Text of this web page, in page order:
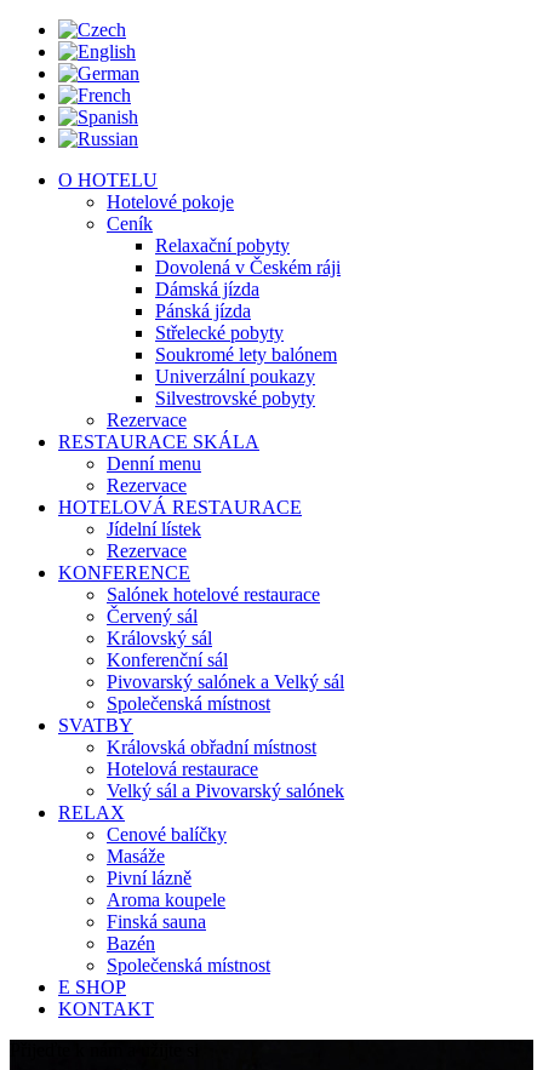
O HOTELU
Hotelové pokoje
Ceník
Relaxační pobyty
Dovolená v Českém ráji
Dámská jízda
Pánská jízda
Střelecké pobyty
Soukromé lety balónem
Univerzální poukazy
Silvestrovské pobyty
Rezervace
RESTAURACE SKÁLA
Denní menu
Rezervace
HOTELOVÁ RESTAURACE
Jídelní lístek
Rezervace
KONFERENCE
Salónek hotelové restaurace
Červený sál
Královský sál
Konferenční sál
Pivovarský salónek a Velký sál
Společenská místnost
SVATBY
Královská obřadní místnost
Hotelová restaurace
Velký sál a Pivovarský salónek
RELAX
Cenové balíčky
Masáže
Pivní lázně
Aroma koupele
Finská sauna
Bazén
Společenská místnost
E SHOP
KONTAKT